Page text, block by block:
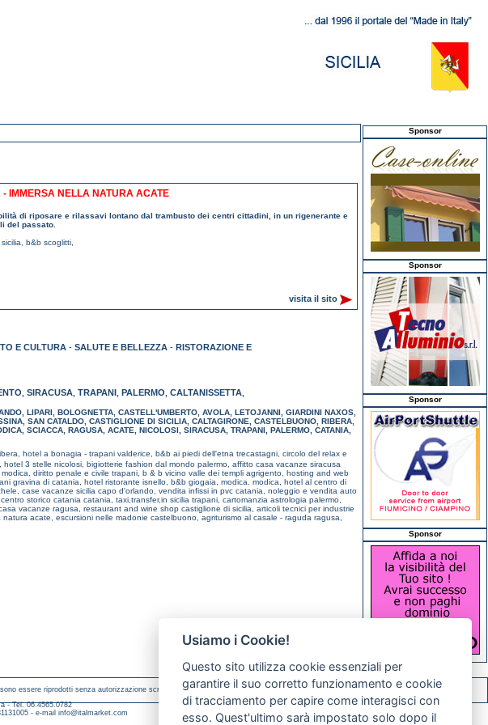
IMMERSA NELLA NATURA ACATE
di riposare e rilassavi lontano dal trambusto dei centri cittadini, in un rigenerante e
del passato.
sicilia b&b scoglitti
visita il sito
E CULTURA - SALUTE E BELLEZZA - RISTORAZIONE E
SIRACUSA, TRAPANI PALERMO CALTANISSETTA,
, LIPARI, BOLOGNETTA, CASTELL'UMBERTO, AVOLA, LETOJANNI, GIARDINI NAXOS,
, SAN CATALDO, CASTIGLIONE DI SICILIA, CALTAGIRONE CASTELBUONO, RIBERA,
, SCIACCA, RAGUSA, ACATE NICOLOSI, SIRACUSA, TRAPANI, PALERMO, CATANIA,
hotel a bonagia - trapani valderice, b&b ai piedi dell'etna trecastagni, circolo del relax e
hotel 3 stelle nicolosi, bigiotterie fashion dal mondo palermo, affitto casa vacanze siracusa
diritto penale e civile trapani, b & b vicino valle dei templi agrigento, hosting and web
gravina di catania, hotel ristorante isnello, b&b giogaia, modica. modica, hotel al centro di
case vacanze sicilia capo d'orlando, vendita infissi in pvc catania, noleggio e vendita auto
storico catania catania, taxi,transfer,in sicilia trapani, cartomanzia astrologia palermo,
vacanze ragusa, restaurant and wine shop castiglione di sicilia, articoli tecnici per industrie
natura acate, escursioni nelle madonie castelbuono, agriturismo al casale - raguda ragusa,
Sponsor
Sponsor
Sponsor
Sponsor
essere riprodotti senza autorizzazione scritta.
- Tel. 06.4565.0782
- e-mail info@italmarket.com
Usiamo i Cookie!
Questo sito utilizza cookie essenziali per
garantire il suo corretto funzionamento e cookie
di tracciamento per capire come interagisci con
esso. Quest'ultimo sarà impostato solo dopo il